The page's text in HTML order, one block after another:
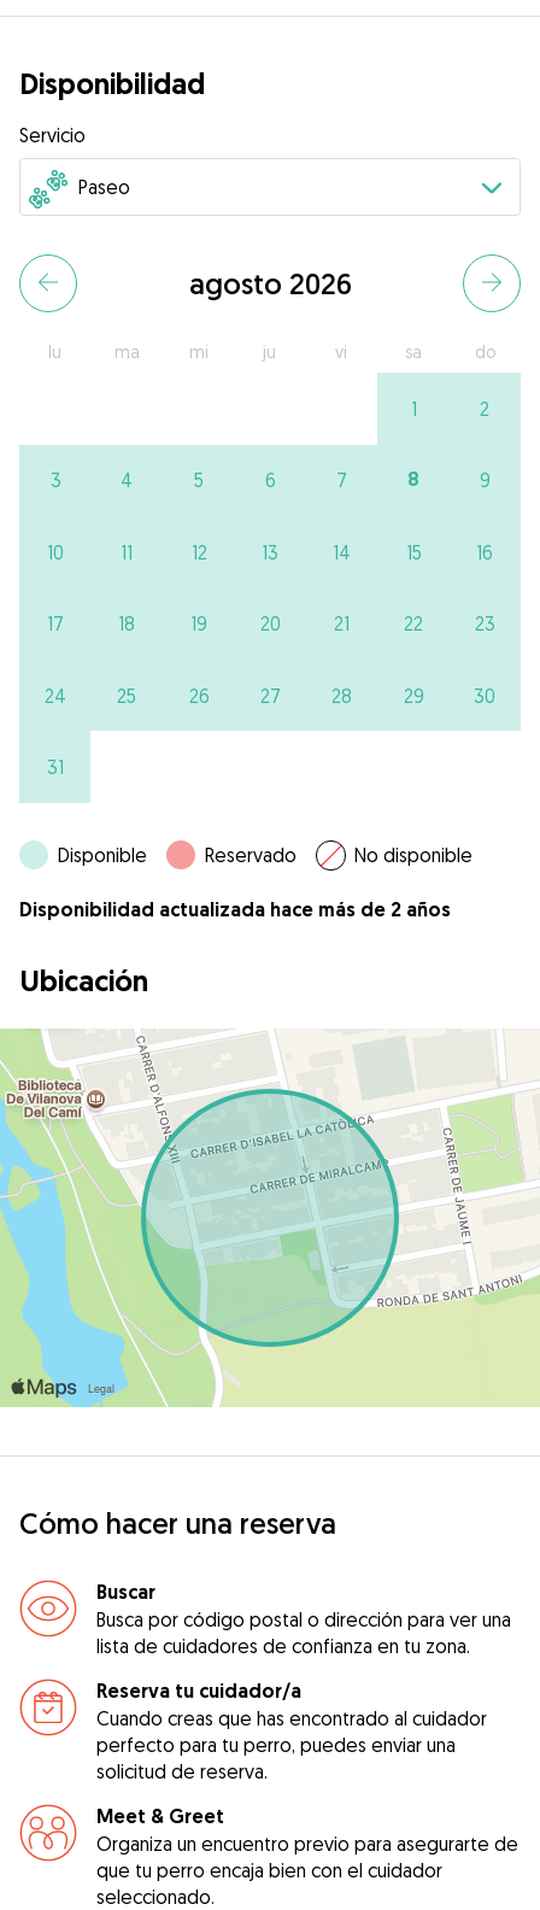
Disponibilidad
Servicio
agosto 2026
lu ma mi ju vi sa do
1 2
3 4 5 6 7 8 9
10 11 12 13 14 15 16
17 18 19 20 21 22 23
24 25 26 27 28 29 30
31
Disponible Reservado No disponible
Disponibilidad actualizada hace más de 2 años
Ubicación
Cómo hacer una reserva
Buscar
Busca por código postal o dirección para ver una
lista de cuidadores de confianza en tu zona.
Reserva tu cuidador/a
Cuando creas que has encontrado al cuidador
perfecto para tu perro, puedes enviar una
solicitud de reserva.
Meet & Greet
Organiza un encuentro previo para asegurarte de
que tu perro encaja bien con el cuidador
seleccionado.